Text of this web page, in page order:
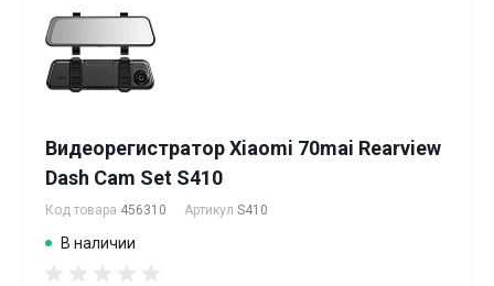
Видеорегистратор Xiaomi 70mai Rearview
Dash Cam Set S410
Код товара 456310 Артикул S410
В наличии